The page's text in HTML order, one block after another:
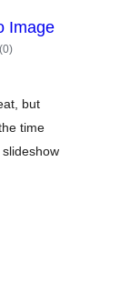
Image
(0vērtējumu
kopsumma
)
but
time